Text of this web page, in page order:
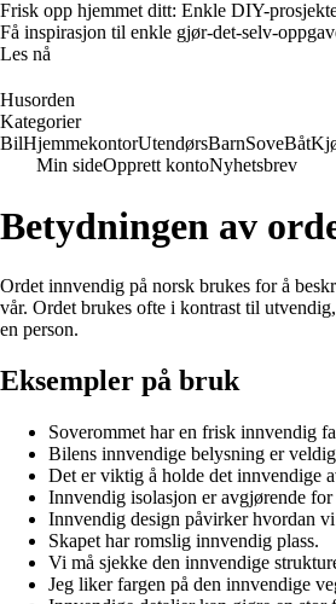
Frisk opp hjemmet ditt: Enkle DIY-
Få inspirasjon til enkle gjør-det-selv-
Les nå
Husorden
Kategorier
BilHjemmekontorUtendørsBarnSoveBåt
Min sideOpprett kontoNyhetsbrev
Betydningen av
Ordet innvendig på norsk brukes for å
vår. Ordet brukes ofte i kontrast til
en person.
Eksempler på bruk
Soverommet har en frisk innvendig
Bilens innvendige belysning er
Det er viktig å holde det innvendige
Innvendig isolasjon er avgjørende
Innvendig design påvirker hvordan
Skapet har romslig innvendig plass.
Vi må sjekke den innvendige
Jeg liker fargen på den innvendige